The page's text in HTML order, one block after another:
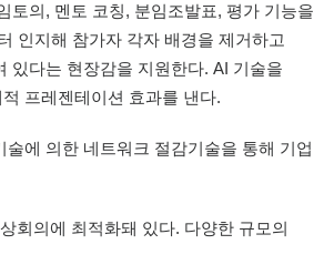
토의, 멘토 코칭, 분임조발표, 평가 기능을
인지해 참가자 각자 배경을 제거하고
있다는 현장감을 지원한다. AI 기술을
프레젠테이션 효과를 낸다.
에 의한 네트워크 절감기술을 통해 기업
회의에 최적화돼 있다. 다양한 규모의